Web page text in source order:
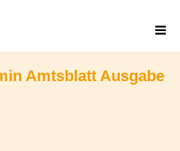
Amtsblatt Ausgabe